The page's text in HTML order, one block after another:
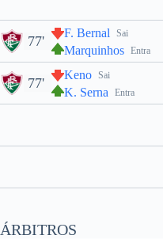
Sai
F. Bernal
Entra
Marquinhos
77'
Sai
Keno
Entra
K. Serna
77'
ÁRBITROS